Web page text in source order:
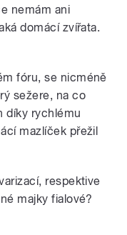
nemám ani
domácí zvířata.
fóru, se nicméně
sežere, na co
díky rychlému
mazlíček přežil
respektive
majky fialové?